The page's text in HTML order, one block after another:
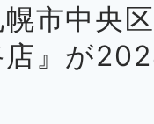
幌市中央
店』が